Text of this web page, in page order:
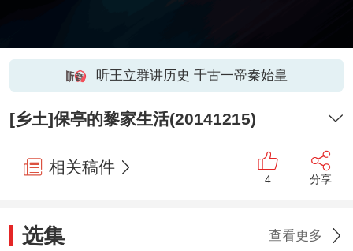
听王立群讲历史 千古一帝秦始皇
[乡土]保亭的黎家生活(20141215)
相关稿件
4 分享
选集 查看更多